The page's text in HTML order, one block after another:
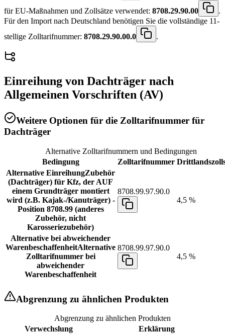
für EU-Maßnahmen und Zollsätze verwendet: 8708.29.90.00
.
Für den Import nach Deutschland benötigen Sie die vollständige 11-
stellige Zolltarifnummer: 8708.29.90.00.0 .
Einreihung von Dachträger nach
Allgemeinen Vorschriften (AV)
Weitere Optionen für die Zolltarifnummer für
Dachträger
Alternative Zolltarifnummern und Bedingungen
Bedingung
Zolltarifnummer
Alternative EinreihungZubehör
(Dachträger) für Kfz, der AUF
einem Grundträger montiert
wird (z.B. Kajak-/Kanuträger) -
Position 8708.99 (anderes
Zubehör, nicht
Karosseriezubehör)
8708.99.97.90.0
4,5 %
Alternative bei abweichender
WarenbeschaffenheitAlternative
Zolltarifnummer bei
abweichender
Warenbeschaffenheit
8708.99.97.90.0
4,5 %
Abgrenzung zu ähnlichen Produkten
Abgrenzung zu ähnlichen Produkten
Verwechslung
Erklärung